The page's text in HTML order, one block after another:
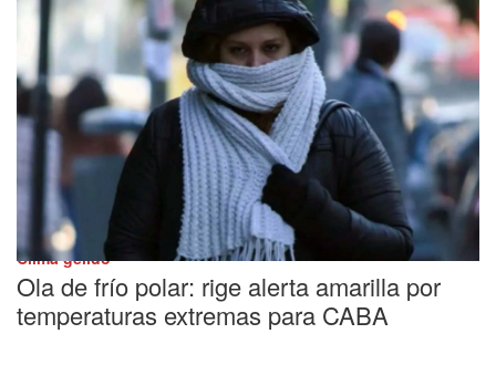
Clima gélido
Ola de frío polar: rige alerta amarilla por
temperaturas extremas para CABA